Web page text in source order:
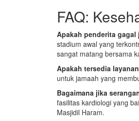
FAQ:
Apakah penderita
stadium awal yang
sangat matang bersama
Apakah tersedia
untuk jamaah yang
Bagaimana jika
fasilitas kardiologi yang
Masjidil Haram.